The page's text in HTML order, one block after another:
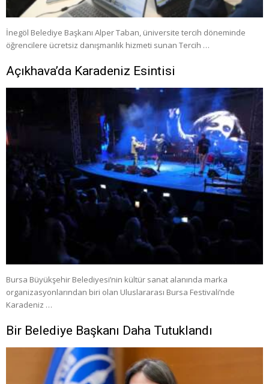
İnegöl Belediye Başkanı Alper Taban, üniversite tercih döneminde
öğrencilere ücretsiz danışmanlık hizmeti sunan Tercih …
Açıkhava’da Karadeniz Esintisi
Bursa Büyükşehir Belediyesi’nin kültür sanat alanında marka
organizasyonlarından biri olan Uluslararası Bursa Festivali’nde
Karadeniz …
Bir Belediye Başkanı Daha Tutuklandı